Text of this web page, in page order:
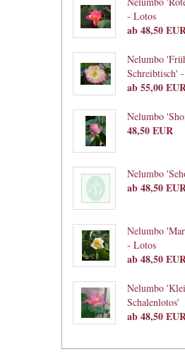
- Lotos
ab 48,50
Nelumbo
Schreibtisch'
ab 55,00
Nelumbo
48,50 EUR
Nelumbo
ab 48,50
Nelumbo
- Lotos
ab 48,50
Nelumbo
Schalenlotos'
ab 48,50